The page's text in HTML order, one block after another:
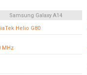
Samsung Galaxy A14
Helio G80
MHz